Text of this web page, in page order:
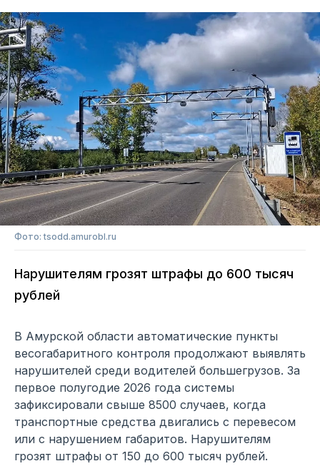
Фото: tsodd.amurobl.ru
Нарушителям грозят штрафы до 600 тысяч
рублей
В Амурской области автоматические пункты
весогабаритного контроля продолжают выявлять
нарушителей среди водителей большегрузов. За
первое полугодие 2026 года системы
зафиксировали свыше 8500 случаев, когда
транспортные средства двигались с перевесом
или с нарушением габаритов. Нарушителям
грозят штрафы от 150 до 600 тысяч рублей.